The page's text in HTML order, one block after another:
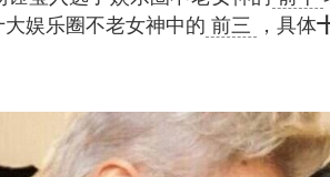
娱乐圈不老女神中的 前三 ，具体